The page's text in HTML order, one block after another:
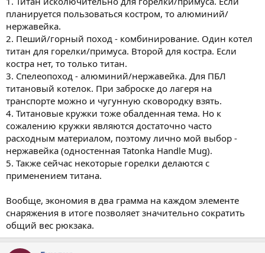
планируется пользоваться костром, то алюминий/
нержавейка.
2. Пеший/горный поход - комбинирование. Один котел
титан для горелки/примуса. Второй для костра. Если
костра нет, то только титан.
3. Спелеопоход - алюминий/нержавейка. Для ПБЛ
титановый котелок. При заброске до лагеря на
транспорте можно и чугунную сковородку взять.
4. Титановые кружки тоже обалденная тема. Но к
сожалению кружки являются достаточно часто
расходным материалом, поэтому лично мой выбор -
нержавейка (одностенная Tatonka Handle Mug).
5. Также сейчас некоторые горелки делаются с
применением титана.
Вообще, экономия в два грамма на каждом элементе
снаряжения в итоге позволяет значительно сократить
общий вес рюкзака.